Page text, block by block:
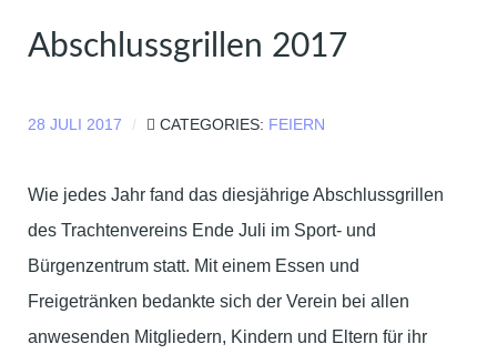
Abschlussgrillen 2017
28 JULI 2017 CATEGORIES: FEIERN
Wie jedes Jahr fand das diesjährige Abschlussgrillen
des Trachtenvereins Ende Juli im Sport- und
Bürgenzentrum statt. Mit einem Essen und
Freigetränken bedankte sich der Verein bei allen
anwesenden Mitgliedern, Kindern und Eltern für ihr